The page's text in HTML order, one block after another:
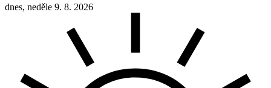
dnes, neděle 9. 8. 2026